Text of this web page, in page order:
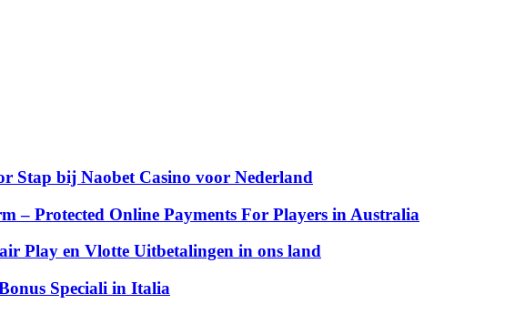
Stap bij Naobet Casino voor Nederland
– Protected Online Payments For Players in Australia
Play en Vlotte Uitbetalingen in ons land
Speciali in Italia